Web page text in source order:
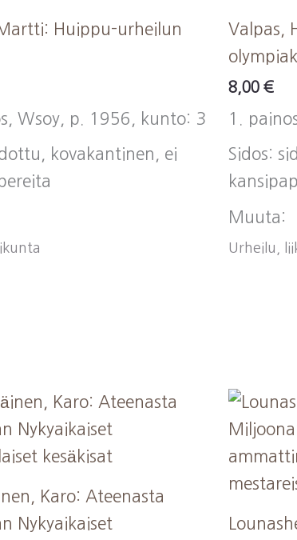
Huippu-urheilun
Wsoy, p. 1956, kunto: 3
kovakantinen, ei
Valpas,
8,00 €
1.
Sidos:
Muuta:
Urheilu,
Karo: Ateenasta
Nykyaikaiset